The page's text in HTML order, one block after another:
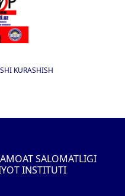
KURASHISH
SALOMATLIGI
INSTITUTI